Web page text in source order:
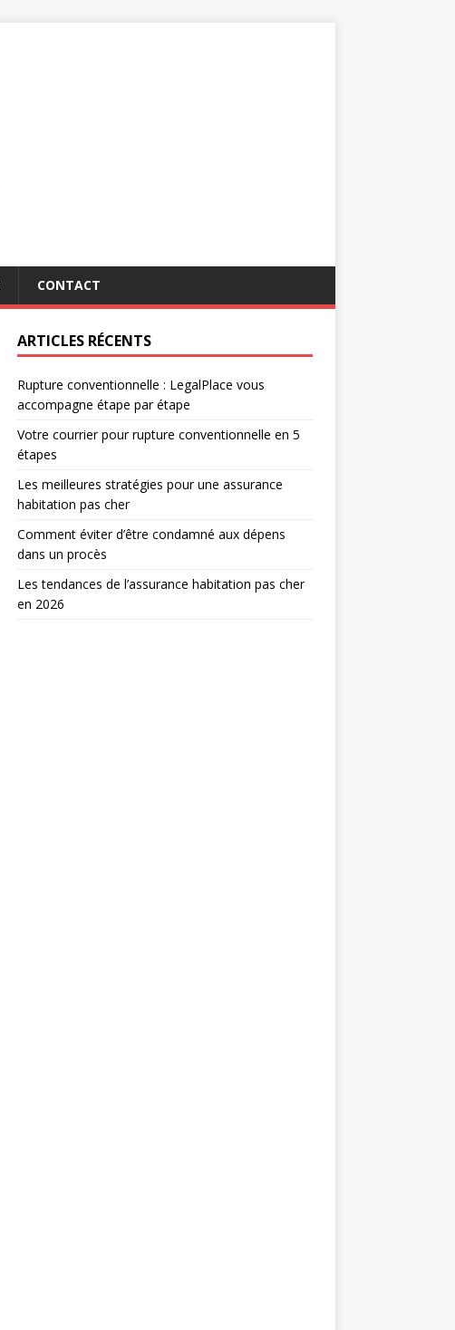
CONTACT
ARTICLES RÉCENTS
Rupture conventionnelle : LegalPlace vous
accompagne étape par étape
Votre courrier pour rupture conventionnelle en 5
étapes
Les meilleures stratégies pour une assurance
habitation pas cher
Comment éviter d’être condamné aux dépens
dans un procès
Les tendances de l’assurance habitation pas cher
en 2026